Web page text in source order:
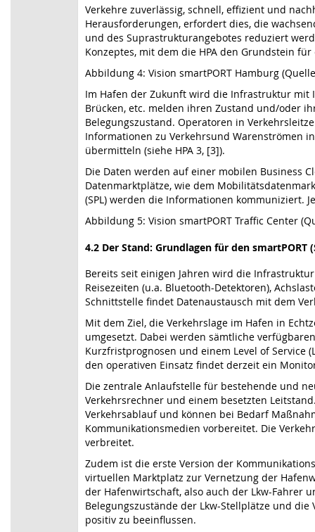
Verkehre zuverlässig, schnell, effizient und
Herausforderungen, erfordert dies, die
und des Suprastrukturangebotes reduziert
Konzeptes, mit dem die HPA den Grundstein
Abbildung 4: Vision smartPORT Hamburg
Im Hafen der Zukunft wird die Infrastruktur mit
Brücken, etc. melden ihren Zustand und/oder
Belegungszustand. Operatoren in
Informationen zu Verkehrsund Warenströmen
übermitteln (siehe HPA 3, [3]).
Die Daten werden auf einer mobilen Business
Datenmarktplätze, wie dem
(SPL) werden die Informationen kommuniziert.
Abbildung 5: Vision smartPORT Traffic Center
4.2 Der Stand: Grundlagen für den smartPORT
Bereits seit einigen Jahren wird die
Reisezeiten (u.a. Bluetooth-Detektoren),
Schnittstelle findet Datenaustausch mit dem
Mit dem Ziel, die Verkehrslage im Hafen in
umgesetzt. Dabei werden sämtliche
Kurzfristprognosen und einem Level of Service
den operativen Einsatz findet derzeit ein
Die zentrale Anlaufstelle für bestehende und
Verkehrsrechner und einem besetzten
Verkehrsablauf und können bei Bedarf
Kommunikationsmedien vorbereitet. Die
verbreitet.
Zudem ist die erste Version der
virtuellen Marktplatz zur Vernetzung der
der Hafenwirtschaft, also auch der Lkw-Fahrer
Belegungszustände der Lkw-Stellplätze und
positiv zu beeinflussen.